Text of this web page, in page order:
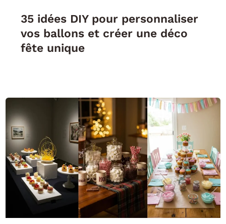
35 idées DIY pour personnaliser
vos ballons et créer une déco
fête unique